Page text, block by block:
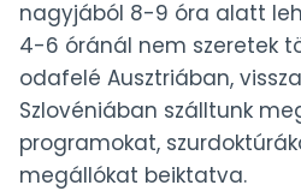
nagyjából 8-9 óra alatt
4-6 óránál nem szeretek
odafelé Ausztriában,
Szlovéniában szálltunk
programokat,
megállókat beiktatva.